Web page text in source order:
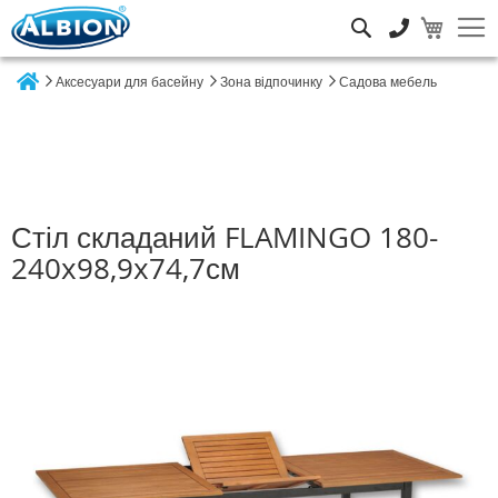
Аксесуари для басейну Зона відпочинку Садова мебель
Стіл складаний FLAMINGO 180-
240x98,9x74,7см